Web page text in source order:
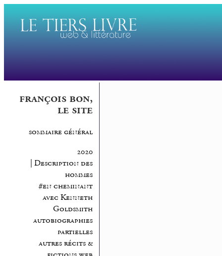
françois bon,
le site
sommaire général
2020
| Description des
hommes
#en cheminant
avec Kenneth
Goldsmith
autobiographies
partielles
autres récits &